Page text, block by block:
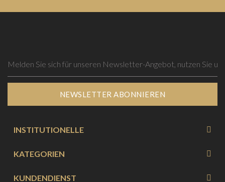
NEWSLETTER ABONNIEREN
INSTITUTIONELLE
KATEGORIEN
KUNDENDIENST